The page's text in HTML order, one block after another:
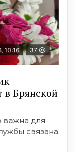
10:16 37
Брянской
важна для
связана